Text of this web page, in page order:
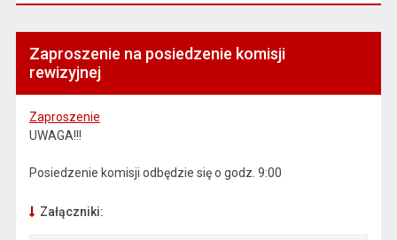
Zaproszenie na posiedzenie komisji
rewizyjnej
Zaproszenie
UWAGA!!!
Posiedzenie komisji odbędzie się o godz. 9:00
Załączniki: